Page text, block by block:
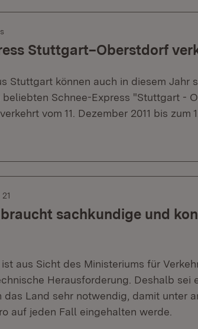
Stuttgart–Oberstdorf
Stuttgart können auch in diesem Jahr
Schnee-Express "Stuttgart -
vom 11. Dezember 2011 bis zum
sachkundige und
aus Sicht des Ministeriums für
Herausforderung. Deshalb sei
Land sehr notwendig, damit unter
auf jeden Fall eingehalten werde.